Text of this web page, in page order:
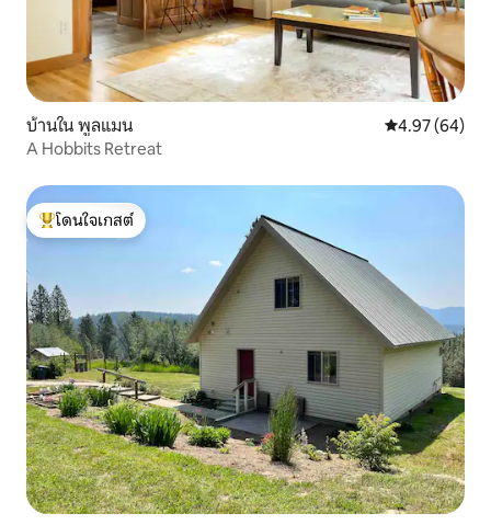
บ้านใน พูลแมน คะแนนเฉลี่ย
4.97 (64)
A Hobbits Retreat
โดนใจเกสต์ที่สุด
โดนใจเกสต์